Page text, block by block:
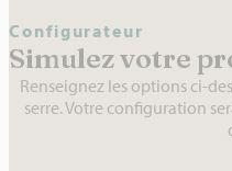
Configurateur
Simulez votre
Renseignez les options ci-
serre. Votre configuration